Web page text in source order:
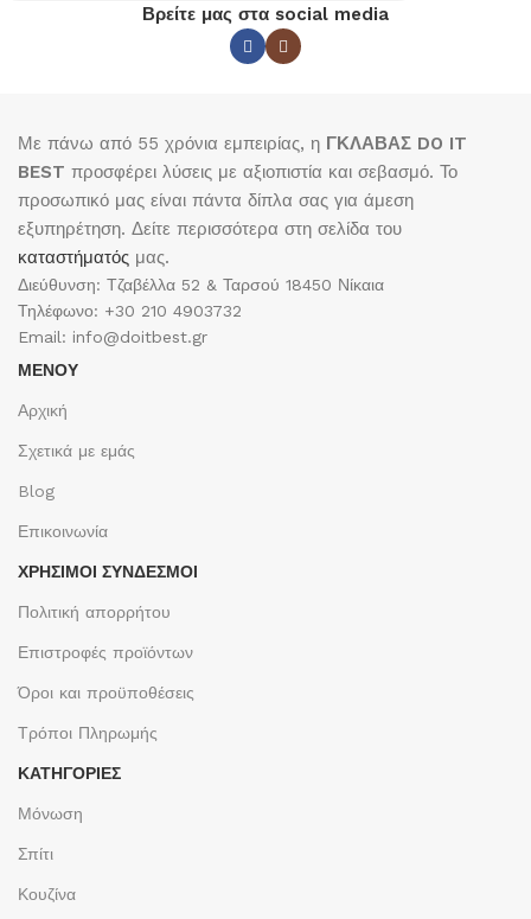
Βρείτε μας στα social media
Με πάνω από 55 χρόνια εμπειρίας, η ΓΚΛΑΒΑΣ DO IT
BEST προσφέρει λύσεις με αξιοπιστία και σεβασμό. Το
προσωπικό μας είναι πάντα δίπλα σας για άμεση
εξυπηρέτηση. Δείτε περισσότερα στη σελίδα του
καταστήματός μας.
Διεύθυνση: Τζαβέλλα 52 & Ταρσού 18450 Νίκαια
Τηλέφωνο: +30 210 4903732
Email: info@doitbest.gr
ΜΕΝΟΥ
Αρχική
Σχετικά με εμάς
Blog
Επικοινωνία
ΧΡΉΣΙΜΟΙ ΣΎΝΔΕΣΜΟΙ
Πολιτική απορρήτου
Επιστροφές προϊόντων
Όροι και προϋποθέσεις
Τρόποι Πληρωμής
ΚΑΤΗΓΟΡΙΕΣ
Μόνωση
Σπίτι
Κουζίνα